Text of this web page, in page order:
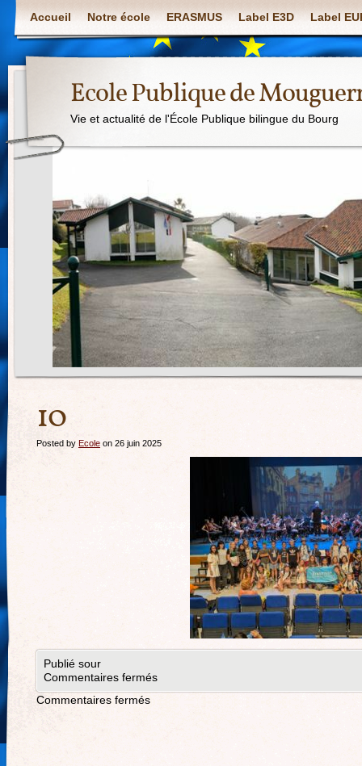
Accueil Notre école ERASMUS Label E3D Label
Ecole Publique de
Vie et actualité de l'École Publique bilingue du Bourg
10
Posted by Ecole on 26 juin 2025
Publié sour
Commentaires fermés
Commentaires fermés